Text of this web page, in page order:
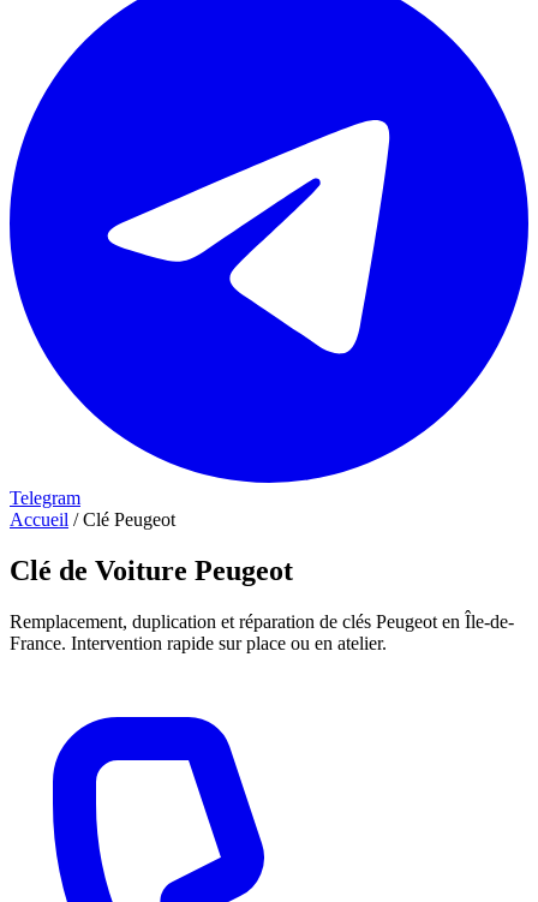
Telegram
Accueil / Clé Peugeot
Clé de Voiture Peugeot
Remplacement, duplication et réparation de clés Peugeot en Île-de-
France. Intervention rapide sur place ou en atelier.